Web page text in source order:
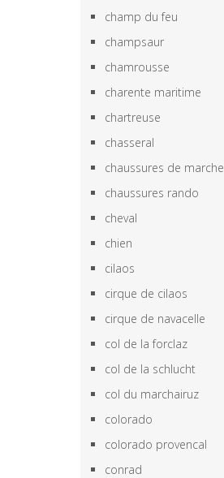
champ du feu
champsaur
chamrousse
charente maritime
chartreuse
chasseral
chaussures de marche
chaussures rando
cheval
chien
cilaos
cirque de cilaos
cirque de navacelle
col de la forclaz
col de la schlucht
col du marchairuz
colorado
colorado provencal
conrad